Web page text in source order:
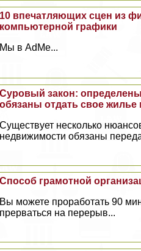
10 впечатляющих сцен из
компьютерной графики
Мы в AdMe...
Суровый закон:
обязаны отдать свое жилье
Существует несколько
недвижимости обязаны
Способ грамотной
Вы можете проработать 90
прерваться на перерыв...